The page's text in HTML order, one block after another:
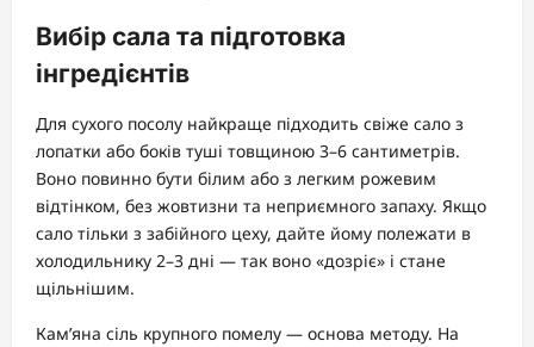
Вибір сала та підготовка
інгредієнтів
Для сухого посолу найкраще підходить свіже сало з
лопатки або боків туші товщиною 3–6 сантиметрів.
Воно повинно бути білим або з легким рожевим
відтінком, без жовтизни та неприємного запаху. Якщо
сало тільки з забійного цеху, дайте йому полежати в
холодильнику 2–3 дні — так воно «дозріє» і стане
щільнішим.
Кам’яна сіль крупного помелу — основа методу. На